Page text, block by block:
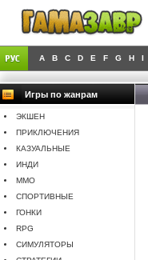
A B C D E F G H I
Игры по жанрам
ЭКШЕН
ПРИКЛЮЧЕНИЯ
КАЗУАЛЬНЫЕ
ИНДИ
MMO
СПОРТИВНЫЕ
ГОНКИ
RPG
СИМУЛЯТОРЫ